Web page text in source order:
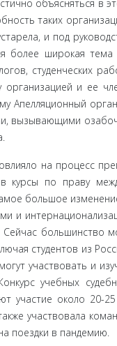
объясняться в
таких
и под
более широкая тема
студенческих
и ее
Апелляционный
вызывающими
на процесс
курсы по праву
большое
и
Сейчас большинство
студентов из
участвовать и
учебных
участие около 20-
участвовала
поездки в пандемию.